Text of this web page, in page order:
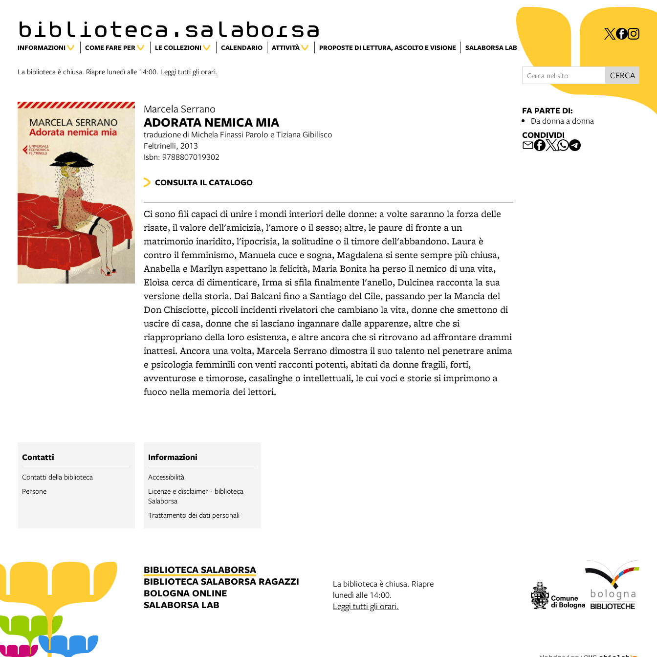
biblioteca.salaborsa
INFORMAZIONI COME FARE PER LE COLLEZIONI CALENDARIO ATTIVITÀ PROPOSTE DI LETTURA, ASCOLTO E VISIONE SALABORSA LAB
La biblioteca è chiusa. Riapre lunedì alle 14:00. Leggi tutti gli orari. CERCA
Marcela Serrano
ADORATA NEMICA MIA
traduzione di Michela Finassi Parolo e Tiziana Gibilisco
Feltrinelli, 2013
Isbn: 9788807019302
CONSULTA IL CATALOGO
Ci sono fili capaci di unire i mondi interiori delle donne: a volte saranno la forza delle
risate, il valore dell'amicizia, l'amore o il sesso; altre, le paure di fronte a un
matrimonio inaridito, l'ipocrisia, la solitudine o il timore dell'abbandono. Laura è
contro il femminismo, Manuela cuce e sogna, Magdalena si sente sempre più chiusa,
Anabella e Marilyn aspettano la felicità, Maria Bonita ha perso il nemico di una vita,
Eloìsa cerca di dimenticare, Irma si sfila finalmente l'anello, Dulcinea racconta la sua
versione della storia. Dai Balcani fino a Santiago del Cile, passando per la Mancia del
Don Chisciotte, piccoli incidenti rivelatori che cambiano la vita, donne che smettono di
uscire di casa, donne che si lasciano ingannare dalle apparenze, altre che si
riappropriano della loro esistenza, e altre ancora che si ritrovano ad affrontare drammi
inattesi. Ancora una volta, Marcela Serrano dimostra il suo talento nel penetrare anima
e psicologia femminili con venti racconti potenti, abitati da donne fragili, forti,
avventurose e timorose, casalinghe o intellettuali, le cui voci e storie si imprimono a
fuoco nella memoria dei lettori.
FA PARTE DI:
Da donna a donna
CONDIVIDI
Contatti
Contatti della biblioteca
Persone
Informazioni
Accessibilità
Licenze e disclaimer - biblioteca
Salaborsa
Trattamento dei dati personali
BIBLIOTECA SALABORSA
BIBLIOTECA SALABORSA RAGAZZI
BOLOGNA ONLINE
SALABORSA LAB
La biblioteca è chiusa. Riapre
lunedì alle 14:00.
Leggi tutti gli orari.